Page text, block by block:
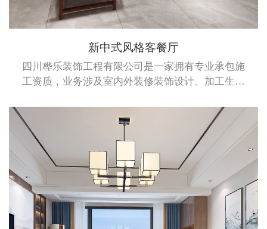
新中式风格客餐厅
四川桦乐装饰工程有限公司是一家拥有专业承包施
工资质，业务涉及室内外装修装饰设计、加工生产
修装饰专业承包二级资质、建筑幕墙专业承包施工
二级资质和钢结构专业承包施工二级资质。